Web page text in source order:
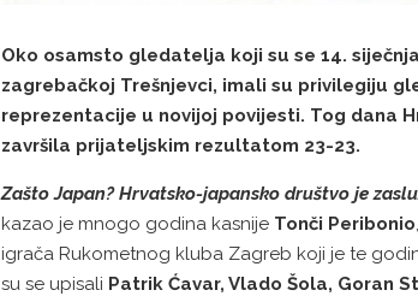
Oko osamsto gledatelja koji su se 14.
zagrebačkoj Trešnjevci, imali su privilegiju
reprezentacije u novijoj povijesti. Tog dana
završila prijateljskim rezultatom 23-23.
Zašto Japan? Hrvatsko-japansko društvo je
kazao je mnogo godina kasnije Tonči Peribonio
igrača Rukometnog kluba Zagreb koji je te
su se upisali Patrik Ćavar, Vlado Šola, Goran